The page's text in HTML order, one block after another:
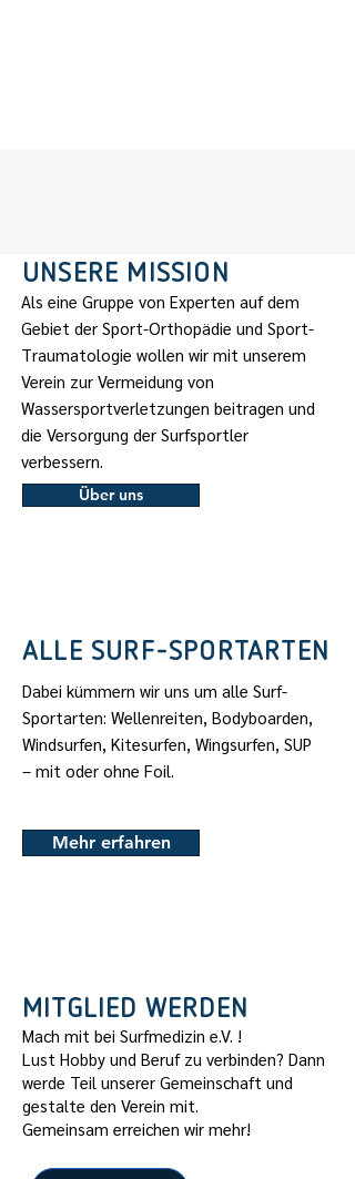
UNSERE MISSION
Als eine Gruppe von Experten auf dem
Gebiet der Sport-Orthopädie und Sport-
Traumatologie wollen wir mit unserem
Verein zur Vermeidung von
Wassersportverletzungen beitragen und
die Versorgung der Surfsportler
verbessern.
Über uns
ALLE SURF-SPORTARTEN
Dabei kümmern wir uns um alle Surf-
Sportarten: Wellenreiten, Bodyboarden,
Windsurfen, Kitesurfen, Wingsurfen, SUP
– mit oder ohne Foil.
Mehr erfahren
MITGLIED WERDEN
Mach mit bei Surfmedizin e.V. !
Lust Hobby und Beruf zu verbinden? Dann
werde Teil unserer Gemeinschaft und
gestalte den Verein mit.
Gemeinsam erreichen wir mehr!